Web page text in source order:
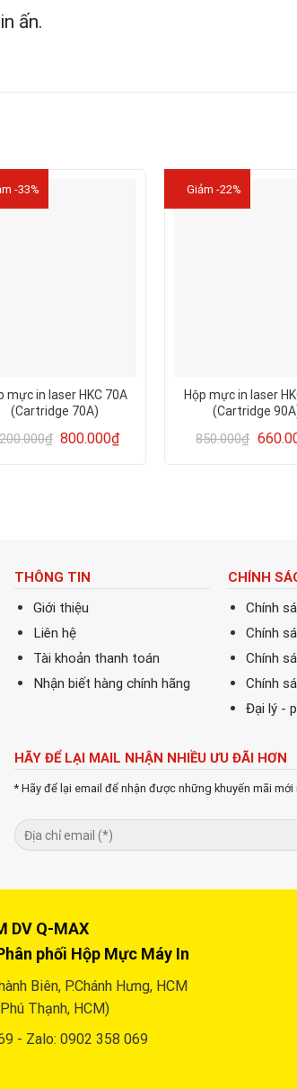
ấn.
-33%
mực in laser HKC 70A
(Cartridge 70A)
₫ 800.000₫
Giảm -22%
Hộp mực in laser
(Cartridge
850.000₫
THÔNG TIN
Giới thiệu
Liên hệ
Tài khoản thanh toán
Nhận biết hàng chính hãng
CHÍNH
Chính
Chính
Chính
Chính
Đại lý -
HÃY ĐỂ LẠI MAIL NHẬN NHIỀU ƯU ĐÃI HƠN
* Hãy để lại email để nhận được những khuyến mãi mới
Q-MAX
phối Hộp Mực Máy In
Biên, P.Chánh Hưng, HCM
Thạnh, HCM)
- Zalo: 0902 358 069